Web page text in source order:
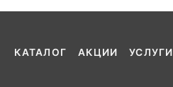
КАТАЛОГ АКЦИИ УСЛУГИ